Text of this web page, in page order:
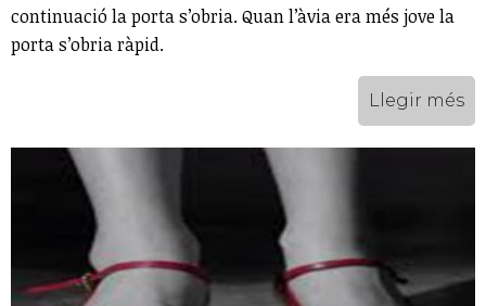
continuació la porta s’obria. Quan l’àvia era més jove la
porta s’obria ràpid.
Llegir més